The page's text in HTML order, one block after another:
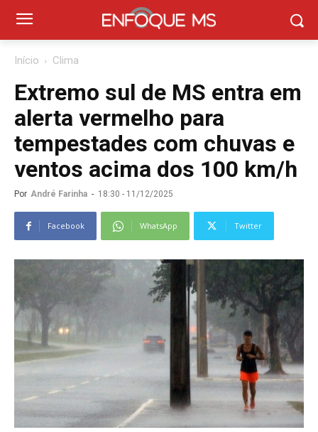
Início Clima
Extremo sul de MS entra em
alerta vermelho para
tempestades com chuvas e
ventos acima dos 100 km/h
Por André Farinha - 18:30 - 11/12/2025
Facebook WhatsApp Twitter